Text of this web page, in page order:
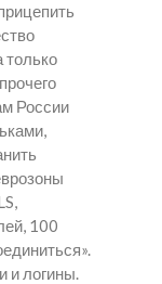
только
России
100
и логины.